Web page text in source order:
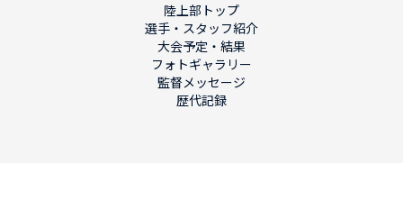
陸上部トップ
選手・スタッフ紹介
大会予定・結果
フォトギャラリー
監督メッセージ
歴代記録